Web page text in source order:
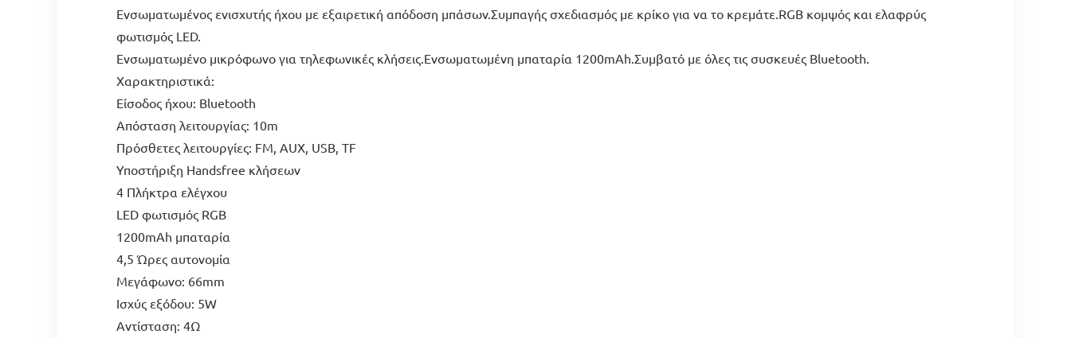
Ενσωματωμένος ενισχυτής ήχου με εξαιρετική απόδοση μπάσων.Συμπαγής σχεδιασμός με κρίκο για να το κρεμάτε.RGB κομψός και ελαφρύς
φωτισμός LED.
Ενσωματωμένο μικρόφωνο για τηλεφωνικές κλήσεις.Ενσωματωμένη μπαταρία 1200mAh.Συμβατό με όλες τις συσκευές Bluetooth.
Χαρακτηριστικά:
Είσοδος ήχου: Bluetooth
Απόσταση λειτουργίας: 10m
Πρόσθετες λειτουργίες: FM, AUX, USB, TF
Υποστήριξη Handsfree κλήσεων
4 Πλήκτρα ελέγχου
LED φωτισμός RGB
1200mAh μπαταρία
4,5 Ώρες αυτονομία
Μεγάφωνο: 66mm
Ισχύς εξόδου: 5W
Αντίσταση: 4Ω